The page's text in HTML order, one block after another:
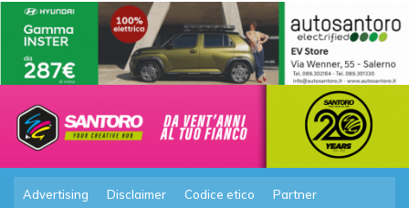
Advertising Disclaimer Codice etico
Partner